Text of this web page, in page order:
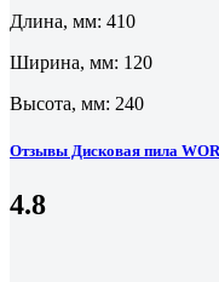
Длина, мм: 410
Ширина, мм: 120
Высота, мм: 240
Отзывы Дисковая пила
4.8